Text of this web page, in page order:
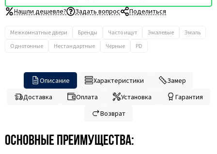
Нашли дешевле?
Задать вопрос Поделиться
Межкомнатные двери Бренды Часто ищут Эмалевые
Эмаль
Однотонные
Нестандартные Чёрные PD
Описание Характеристики
Замер
Доставка
Оплата Установка
Гарантия
Возврат
Основные преимущества: